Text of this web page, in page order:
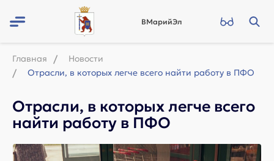
ВМарийЭл
Главная
Новости
Отрасли, в которых легче всего найти работу в ПФО
Отрасли, в которых легче всего
найти работу в ПФО